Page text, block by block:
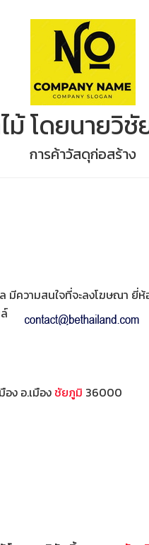
โดยนายวิ
การค้าวัสดุก่อสร้าง
มีความสนใจที่จะลงโฆษณา
ง อ.เมืองชัยภูมิ 36000